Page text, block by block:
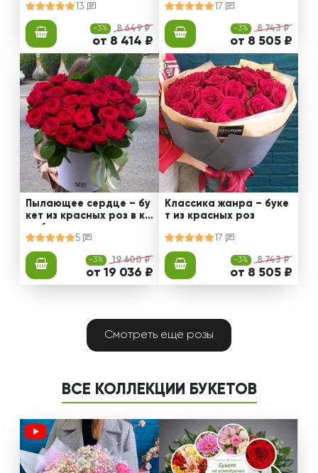
13
-3% 8 649 ₽
от 8 414 ₽
17
-3% 8 743 ₽
от 8 505 ₽
Пылающее сердце – бу
кет из красных роз в ко
робке
5
-3% 19 600 ₽
от 19 036 ₽
Классика жанра – буке
т из красных роз
17
-3% 8 743 ₽
от 8 505 ₽
Смотреть еще розы
ВСЕ КОЛЛЕКЦИИ БУКЕТОВ